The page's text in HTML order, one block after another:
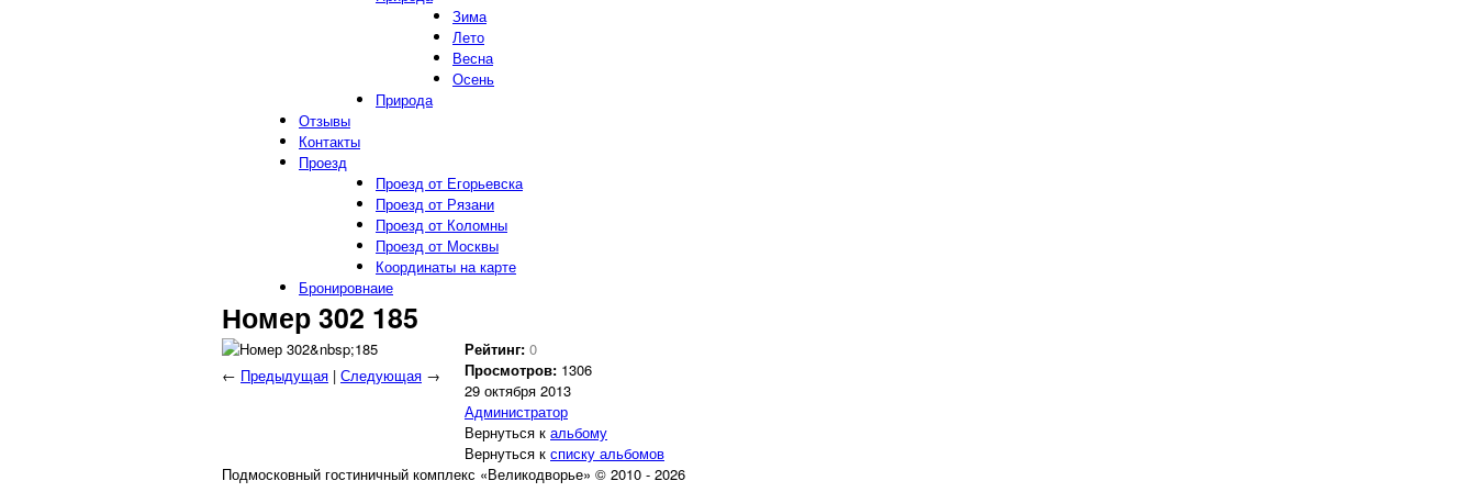
Зима
Лето
Весна
Осень
Природа
Отзывы
Контакты
Проезд
Проезд от Егорьевска
Проезд от Рязани
Проезд от Коломны
Проезд от Москвы
Координаты на карте
Бронировнаие
Номер 302 185
← Предыдущая | Следующая →
Рейтинг: 0
Просмотров: 1306
29 октября 2013
Администратор
Вернуться к альбому
Вернуться к списку альбомов
Подмосковный гостиничный комплекс «Великодворье» © 2010 - 2026